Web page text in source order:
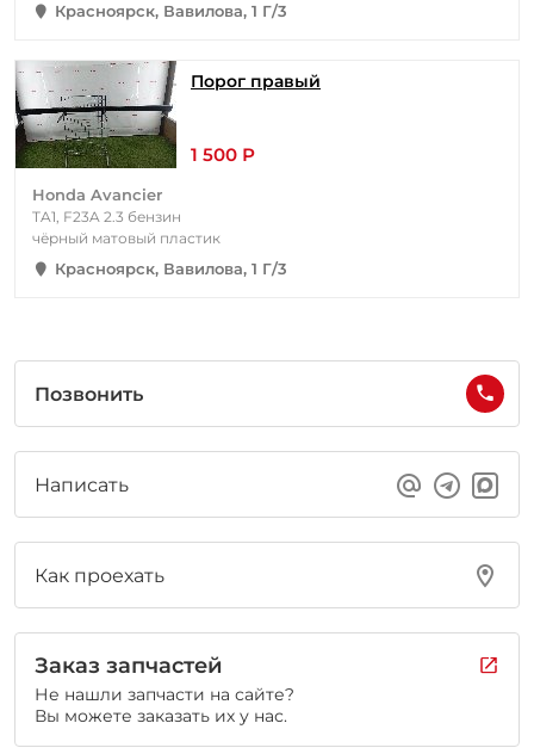
Красноярск, Вавилова, 1 Г/3
Порог правый
1 500 Р
Honda Avancier
TA1, F23A 2.3 бензин
чёрный матовый пластик
Красноярск, Вавилова, 1 Г/3
Позвонить
Написать
Как проехать
Заказ запчастей
Не нашли запчасти на сайте?
Вы можете заказать их у нас.